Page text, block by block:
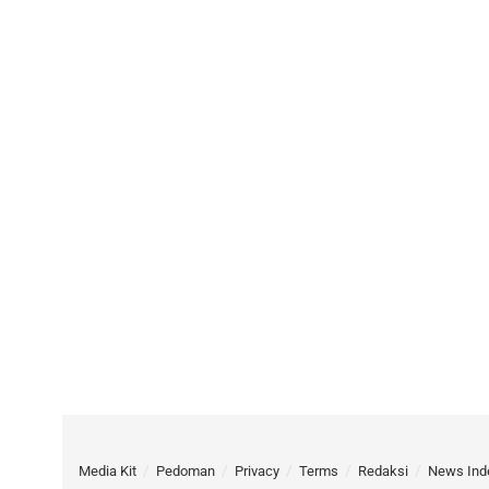
Media Kit Pedoman Privacy Terms Redaksi News